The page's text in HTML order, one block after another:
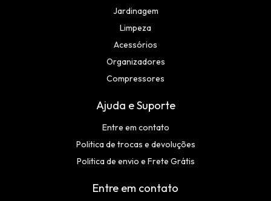
Jardinagem
Limpeza
Acessórios
Organizadores
Compressores
Ajuda e Suporte
Entre em contato
Politica de trocas e devoluções
Politica de envio e Frete Grátis
Entre em contato